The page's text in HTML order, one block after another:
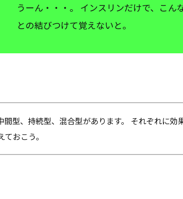
うーん・・・。 インスリンだけで、こん
との結びつけて覚えないと。
型、持続型、混合型があります。 それぞれに効
おこう。